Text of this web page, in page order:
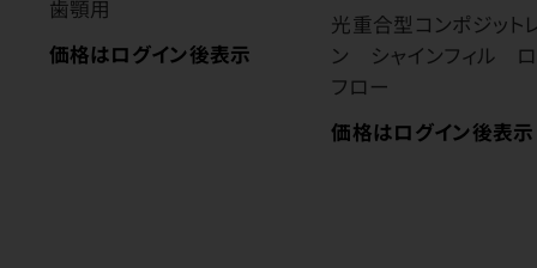
歯顎用
価格はログイン後表示
光重合型コンポジット
ン シャインフィル
フロー
価格はログイン後表示